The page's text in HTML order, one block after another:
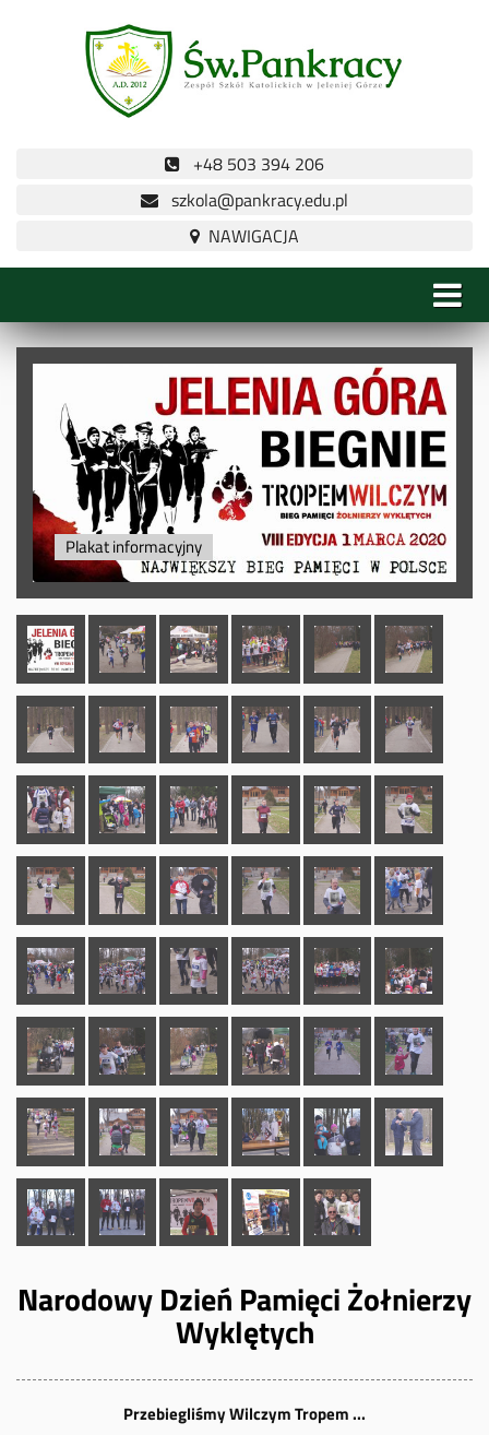
+48 503 394 206
szkola@pankracy.edu.pl
Plakat informacyjny
Narodowy Dzień Pamięci Żołnierzy
Wyklętych
Przebiegliśmy Wilczym Tropem ...